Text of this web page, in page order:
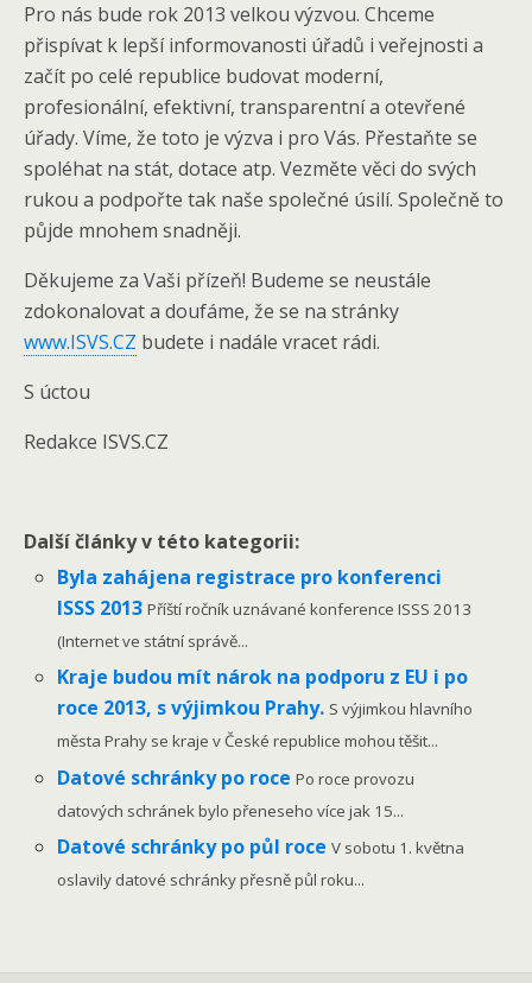
Pro nás bude rok 2013 velkou výzvou. Chceme
přispívat k lepší informovanosti úřadů i veřejnosti a
začít po celé republice budovat moderní,
profesionální, efektivní, transparentní a otevřené
úřady. Víme, že toto je výzva i pro Vás. Přestaňte se
spoléhat na stát, dotace atp. Vezměte věci do svých
rukou a podpořte tak naše společné úsilí. Společně to
půjde mnohem snadněji.
Děkujeme za Vaši přízeň! Budeme se neustále
zdokonalovat a doufáme, že se na stránky
www.ISVS.CZ budete i nadále vracet rádi.
S úctou
Redakce ISVS.CZ
Další články v této kategorii:
Byla zahájena registrace pro konferenci
ISSS 2013Příští ročník uznávané konference ISSS 2013
(Internet ve státní správě...
Kraje budou mít nárok na podporu z EU i po
roce 2013, s výjimkou Prahy. S výjimkou hlavního
města Prahy se kraje v České republice mohou těšit...
Datové schránky po rocePo roce provozu
datových schránek bylo přeneseho více jak 15...
Datové schránky po půl roceV sobotu 1. května
oslavily datové schránky přesně půl roku...